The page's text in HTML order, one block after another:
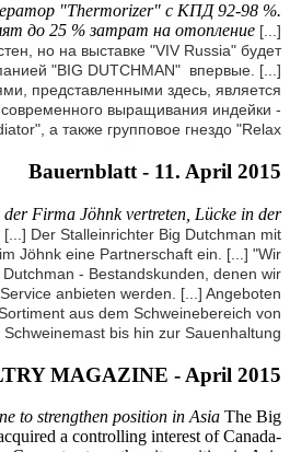
Big
Данный
haben
nun
[...]
Big